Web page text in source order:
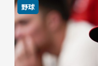
野球